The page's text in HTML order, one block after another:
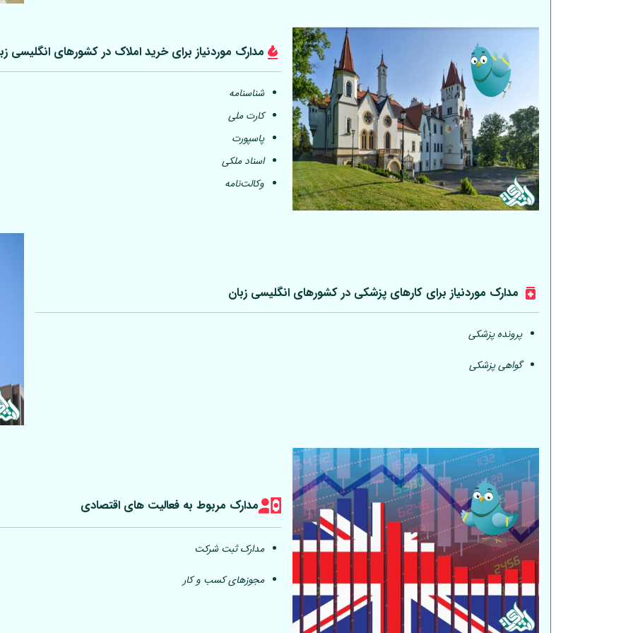
مدارک موردنیاز برای خرید املاک در کشورهای انگلیسی
شناسنامه
کارت ملی
پاسپورت
اسناد ملکی
وکالت‌نامه
مدارک موردنیاز برای کارهای پزشکی در کشورهای انگلیسی زبان
پرونده پزشکی
گواهی پزشکی
مدارک مربوط به فعالیت های اقتصادی
مدارک ثبت شرکت
مجوزهای کسب و کار